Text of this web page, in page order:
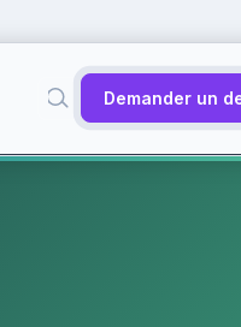
Demander un